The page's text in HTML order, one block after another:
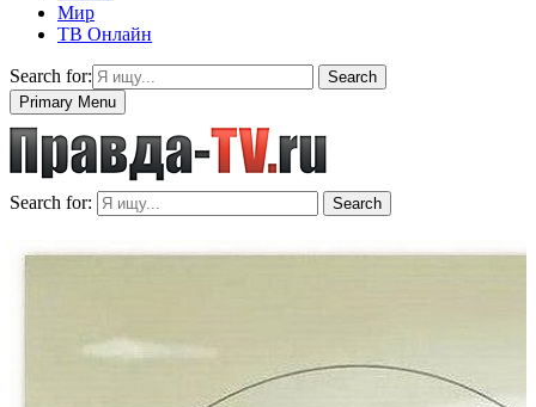
Мир
ТВ Онлайн
Search for:
Search
Primary Menu
Search for: Search